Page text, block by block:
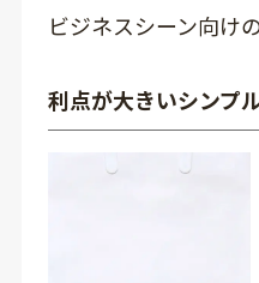
ビジネスシーン向け
利点が大きいシンプ